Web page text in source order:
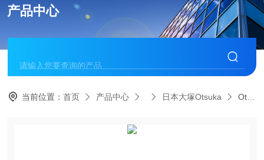
产品中心
当前位置：首页 产品中心 日本大塚Otsuka Otsuka大塚全长测量（在线式）扫描膜厚仪